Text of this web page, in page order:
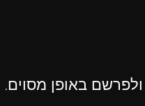
באופן מסוים.